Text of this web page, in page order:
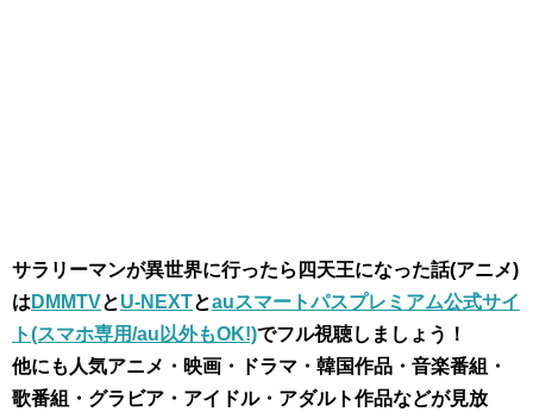
サラリーマンが異世界に行ったら四天王になった話(アニメ)
は DMMTVとU-NEXTとauスマートパスプレミアム公式サイ
ト(スマホ専用/au以外もOK!)でフル視聴しましょう！
他にも人気アニメ・映画・ドラマ・韓国作品・音楽番組・
歌番組・グラビア・アイドル・アダルト作品などが見放